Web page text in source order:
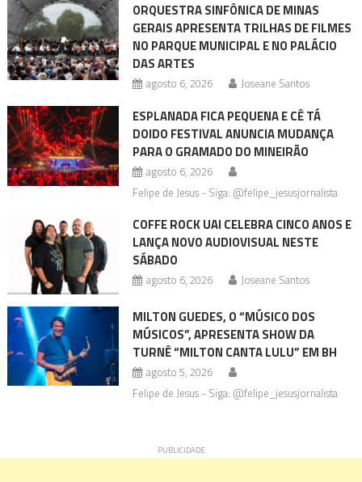
ORQUESTRA SINFÔNICA DE MINAS
GERAIS APRESENTA TRILHAS DE FILMES
NO PARQUE MUNICIPAL E NO PALÁCIO
DAS ARTES
agosto 6, 2026 Joseane Santos
ESPLANADA FICA PEQUENA E CÊ TÁ
DOIDO FESTIVAL ANUNCIA MUDANÇA
PARA O GRAMADO DO MINEIRÃO
agosto 6, 2026
Felipe de Jesus - Siga: @felipe_jesusjornalista
COFFE ROCK UAI CELEBRA CINCO ANOS E
LANÇA NOVO AUDIOVISUAL NESTE
SÁBADO
agosto 6, 2026 Joseane Santos
MILTON GUEDES, O “MÚSICO DOS
MÚSICOS”, APRESENTA SHOW DA
TURNÊ “MILTON CANTA LULU” EM BH
agosto 5, 2026
Felipe de Jesus - Siga: @felipe_jesusjornalista